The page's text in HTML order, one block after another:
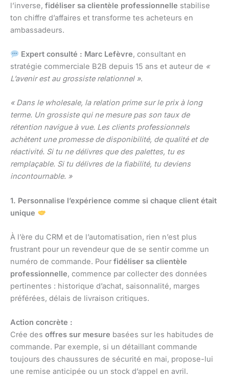
l’inverse, fidéliser sa clientèle professionnelle stabilise
ton chiffre d’affaires et transforme tes acheteurs en
ambassadeurs.
Expert consulté : Marc Lefèvre, consultant en
stratégie commerciale B2B depuis 15 ans et auteur de «
L’avenir est au grossiste relationnel ».
« Dans le wholesale, la relation prime sur le prix à long
terme. Un grossiste qui ne mesure pas son taux de
rétention navigue à vue. Les clients professionnels
achètent une promesse de disponibilité, de qualité et de
réactivité. Si tu ne délivres que des palettes, tu es
remplaçable. Si tu délivres de la fiabilité, tu deviens
incontournable. »
1. Personnalise l’expérience comme si chaque client était
unique
À l’ère du CRM et de l’automatisation, rien n’est plus
frustrant pour un revendeur que de se sentir comme un
numéro de commande. Pour fidéliser sa clientèle
professionnelle, commence par collecter des données
pertinentes : historique d’achat, saisonnalité, marges
préférées, délais de livraison critiques.
Action concrète :
Crée des offres sur mesure basées sur les habitudes de
commande. Par exemple, si un détaillant commande
toujours des chaussures de sécurité en mai, propose-lui
une remise anticipée ou un stock d’appel en avril.